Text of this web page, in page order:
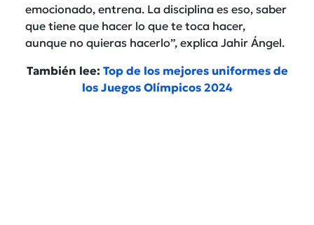
emocionado, entrena. La disciplina es eso, saber
que tiene que hacer lo que te toca hacer,
aunque no quieras hacerlo”, explica Jahir Ángel.
También lee: Top de los mejores uniformes de
los Juegos Olímpicos 2024